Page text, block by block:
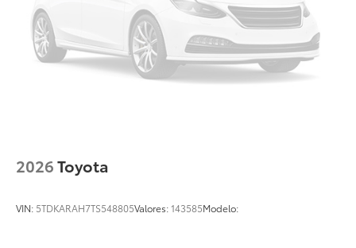
2026Toyota
VIN: 5TDKARAH7TS548805Valores:143585Modelo: